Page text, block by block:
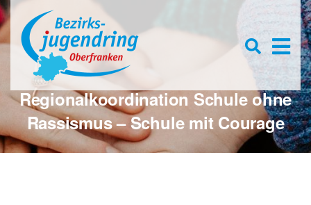
×
Open
box
Regionalkoordination Schule ohne
Rassismus – Schule mit Courage